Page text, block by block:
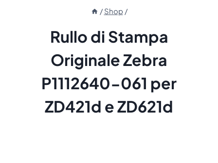
/ Shop /
Rullo di Stampa
Originale Zebra
P1112640-061 per
ZD421d e ZD621d